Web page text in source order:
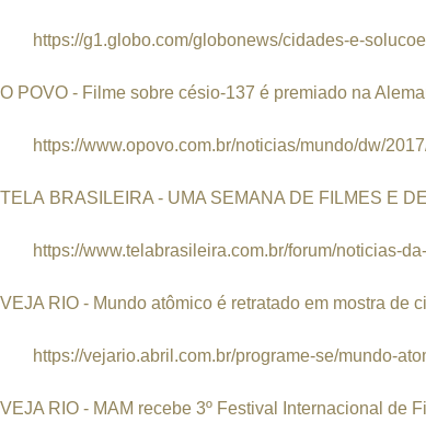
https://g1.globo.com/globonews/cidades-e-
O POVO - Filme sobre césio-137 é premiado na
https://www.opovo.com.br/noticias/mundo/dw/
TELA BRASILEIRA - UMA SEMANA DE FILMES E
https://www.telabrasileira.com.br/forum/noticias-
VEJA RIO - Mundo atômico é retratado em mostra de
https://vejario.abril.com.br/programe-se/mundo-
VEJA RIO - MAM recebe 3º Festival Internacional de